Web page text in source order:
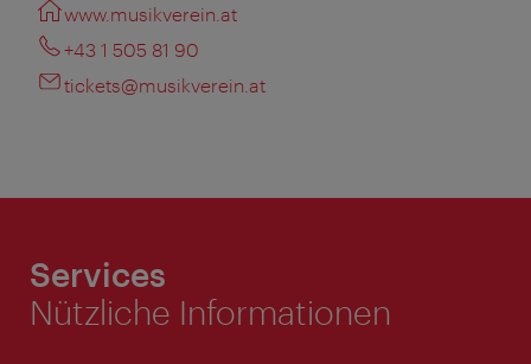
www.musikverein.at
+43 1 505 81 90
tickets@musikverein.at
Services
Nützliche Informationen